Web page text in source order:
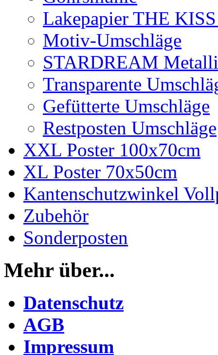
Lakepapier THE
Motiv-Umschläge
STARDREAM
Transparente
Gefütterte Umschläge
Restposten Umschläge
XXL Poster 100x70cm
XL Poster 70x50cm
Kantenschutzwinkel
Zubehör
Sonderposten
Mehr über...
Datenschutz
AGB
Impressum